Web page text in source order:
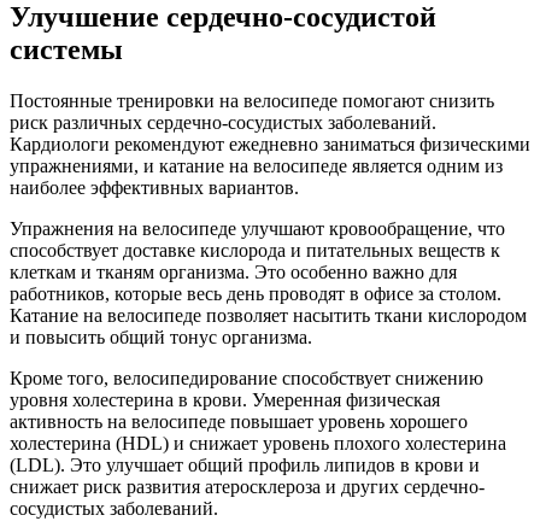
Улучшение сердечно-сосудистой
системы
Постоянные тренировки на велосипеде помогают снизить
риск различных сердечно-сосудистых заболеваний.
Кардиологи рекомендуют ежедневно заниматься физическими
упражнениями, и катание на велосипеде является одним из
наиболее эффективных вариантов.
Упражнения на велосипеде улучшают кровообращение, что
способствует доставке кислорода и питательных веществ к
клеткам и тканям организма. Это особенно важно для
работников, которые весь день проводят в офисе за столом.
Катание на велосипеде позволяет насытить ткани кислородом
и повысить общий тонус организма.
Кроме того, велосипедирование способствует снижению
уровня холестерина в крови. Умеренная физическая
активность на велосипеде повышает уровень хорошего
холестерина (HDL) и снижает уровень плохого холестерина
(LDL). Это улучшает общий профиль липидов в крови и
снижает риск развития атеросклероза и других сердечно-
сосудистых заболеваний.